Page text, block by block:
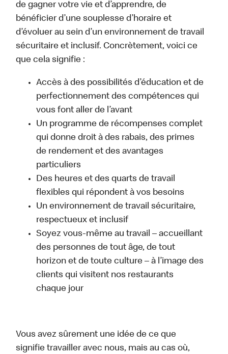
de gagner votre vie et d’apprendre, de
bénéficier d’une souplesse d’horaire et
d’évoluer au sein d’un environnement de travail
sécuritaire et inclusif. Concrètement, voici ce
que cela signifie :
Accès à des possibilités d’éducation et de
perfectionnement des compétences qui
vous font aller de l’avant
Un programme de récompenses complet
qui donne droit à des rabais, des primes
de rendement et des avantages
particuliers
Des heures et des quarts de travail
flexibles qui répondent à vos besoins
Un environnement de travail sécuritaire,
respectueux et inclusif
Soyez vous-même au travail – accueillant
des personnes de tout âge, de tout
horizon et de toute culture – à l’image des
clients qui visitent nos restaurants
chaque jour
Vous avez sûrement une idée de ce que
signifie travailler avec nous, mais au cas où,